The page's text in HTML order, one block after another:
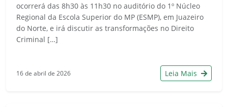
ocorrerá das 8h30 às 11h30 no auditório do 1º Núcleo
Regional da Escola Superior do MP (ESMP), em Juazeiro
do Norte, e irá discutir as transformações no Direito
Criminal […]
16 de abril de 2026 Leia Mais